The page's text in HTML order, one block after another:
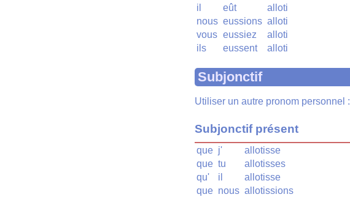
il
eût
alloti
nous eussions alloti
vous eussiez
alloti
ils
eussent alloti
Subjonctif
Utiliser un autre pronom personnel :
Subjonctif présent
que j'
allotisse
que tu
allotisses
qu'
il
allotisse
que nous allotissions